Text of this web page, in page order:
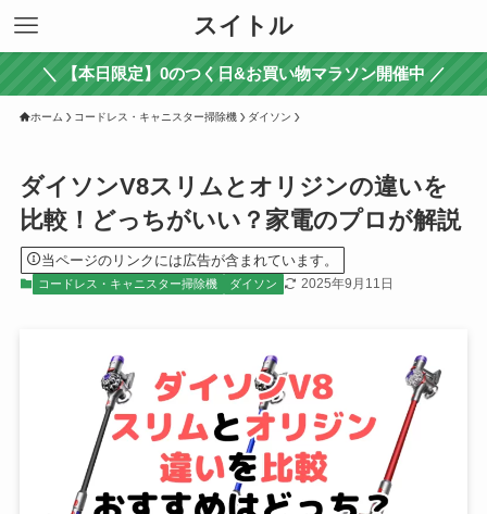
スイトル
＼ 【本日限定】0のつく日&お買い物マラソン開催中 ／
ホーム コードレス・キャニスター掃除機 ダイソン
ダイソンV8スリムとオリジンの違いを
比較！どっちがいい？家電のプロが解説
当ページのリンクには広告が含まれています。
コードレス・キャニスター掃除機 ダイソン 2025年9月11日